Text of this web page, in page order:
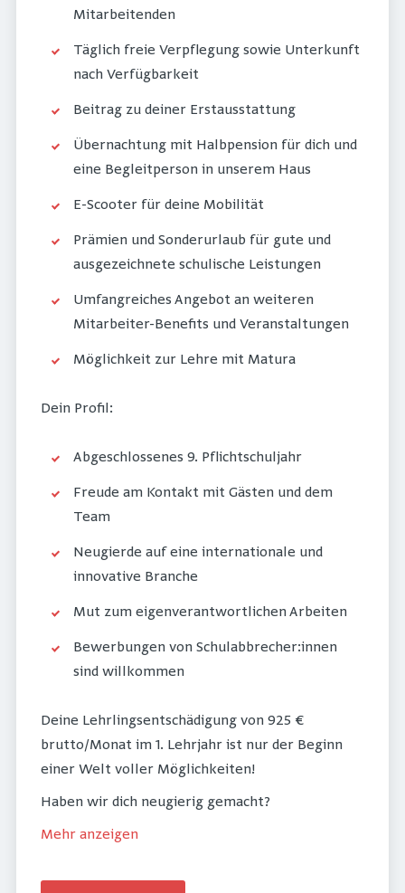
Mitarbeitenden
Täglich freie Verpflegung sowie Unterkunft
nach Verfügbarkeit
Beitrag zu deiner Erstausstattung
Übernachtung mit Halbpension für dich und
eine Begleitperson in unserem Haus
E-Scooter für deine Mobilität
Prämien und Sonderurlaub für gute und
ausgezeichnete schulische Leistungen
Umfangreiches Angebot an weiteren
Mitarbeiter-Benefits und Veranstaltungen
Möglichkeit zur Lehre mit Matura
Dein Profil:
Abgeschlossenes 9. Pflichtschuljahr
Freude am Kontakt mit Gästen und dem
Team
Neugierde auf eine internationale und
innovative Branche
Mut zum eigenverantwortlichen Arbeiten
Bewerbungen von Schulabbrecher:innen
sind willkommen
Deine Lehrlingsentschädigung von 925 €
brutto/Monat im 1. Lehrjahr ist nur der Beginn
einer Welt voller Möglichkeiten!
Haben wir dich neugierig gemacht?
Mehr anzeigen